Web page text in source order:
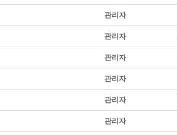
관리자
관리자
관리자
관리자
관리자
관리자